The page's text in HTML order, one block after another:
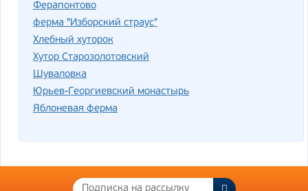
Ферапонтово
ферма "Изборский страус"
Хлебный хуторок
Хутор Старозолотовский
Шуваловка
Юрьев-Георгиевский монастырь
Яблоневая ферма